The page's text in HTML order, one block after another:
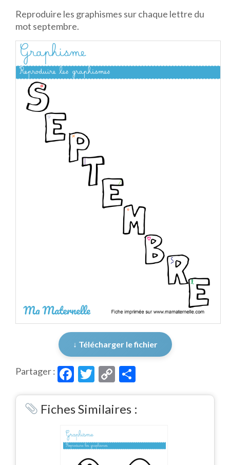
Reproduire les graphismes sur chaque lettre du
mot septembre.
↓ Télécharger le fichier
Partager : Facebook
Twitter
Copy
Link
Fiches Similaires :